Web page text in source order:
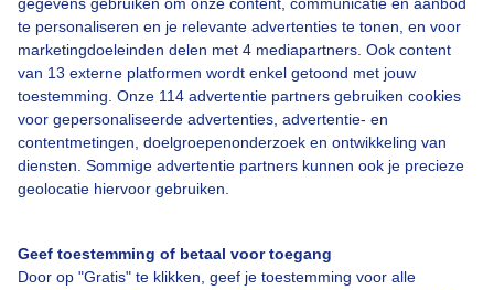
gegevens gebruiken om onze content, communicatie en aanbod
te personaliseren en je relevante advertenties te tonen, en voor
marketingdoeleinden delen met 4 mediapartners. Ook content
van 13 externe platformen wordt enkel getoond met jouw
toestemming. Onze 114 advertentie partners gebruiken cookies
voor gepersonaliseerde advertenties, advertentie- en
contentmetingen, doelgroepenonderzoek en ontwikkeling van
diensten. Sommige advertentie partners kunnen ook je precieze
geolocatie hiervoor gebruiken.
Geef toestemming of betaal voor toegang
Door op "Gratis" te klikken, geef je toestemming voor alle
Over Buienradar
Veelgestelde vragen